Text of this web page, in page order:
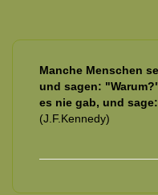
Manche Menschen
und sagen:
es nie gab, und
(J.F.Kennedy)